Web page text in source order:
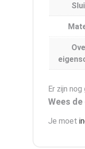
Er zijn
Wees
Je moet